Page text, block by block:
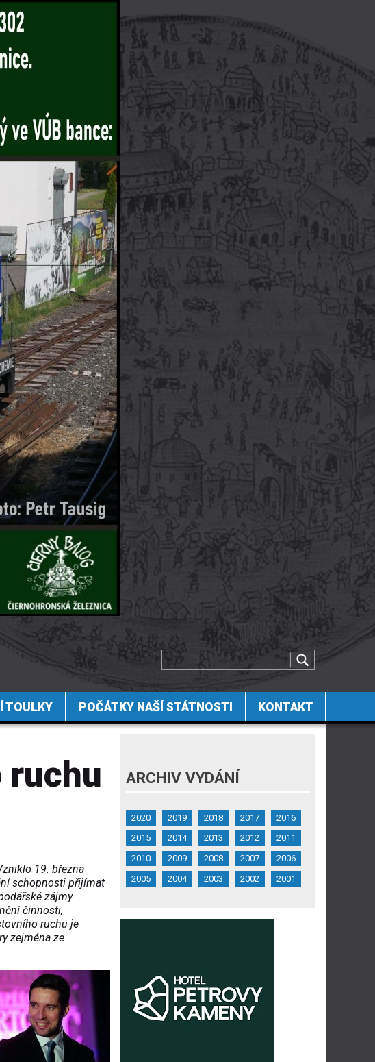
TOULKY POČÁTKY NAŠÍ STÁTNOSTI KONTAKT
ruchu
19. března
schopnosti přijímat
zájmy
činnosti,
ruchu je
zejména ze
ARCHIV VYDÁNÍ
2020 2019 2018 2017
2016
2015
2014 2013 2012
2011
2010
2009 2008 2007
2006
2005
2004 2003 2002 2001